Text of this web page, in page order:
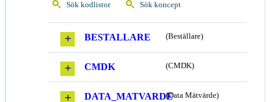
Sök kodlistor Sök koncept
BESTALLARE (Beställare)
CMDK (CMDK)
DATA_MATVARDE(Data Mätvärde)